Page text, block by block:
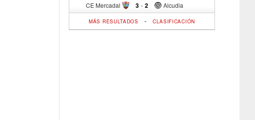
CE Mercadal 3 - Alcudia
2
MÁS RESULTADOS - CLASIFICACIÓN